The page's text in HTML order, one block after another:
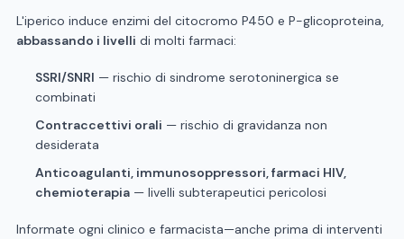
L'iperico induce enzimi del citocromo P450 e P-glicoproteina,
abbassando i livelli di molti farmaci:
SSRI/SNRI — rischio di sindrome serotoninergica se
combinati
Contraccettivi orali — rischio di gravidanza non
desiderata
Anticoagulanti, immunosoppressori, farmaci HIV,
chemioterapia— livelli subterapeutici pericolosi
Informate ogni clinico e farmacista—anche prima di interventi